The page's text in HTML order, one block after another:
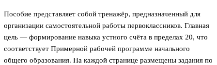
Пособие представляет собой тренажёр, предназначенный для
организации самостоятельной работы первоклассников. Главная
цель — формирование навыка устного счёта в пределах 20, что
соответствует Примерной рабочей программе начального
общего образования. На каждой странице размещены задания по